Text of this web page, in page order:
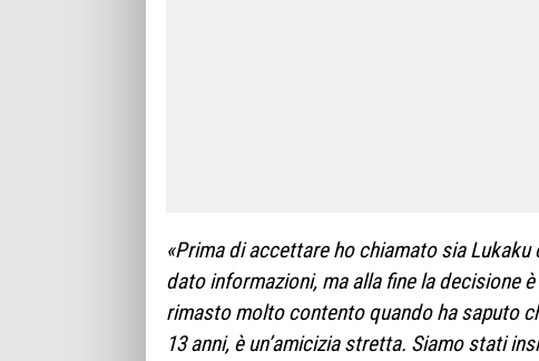
«Prima di accettare ho chiamato sia
dato informazioni, ma alla fine la decisione
rimasto molto contento quando ha saputo
13 anni, è un’amicizia stretta. Siamo stati